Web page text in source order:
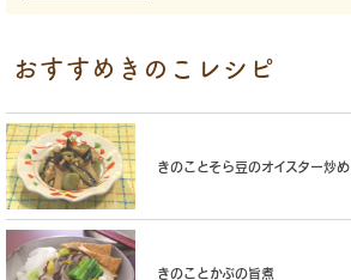
おすすめきのこレシピ
きのことそら豆のオイスター炒め
きのことかぶの旨煮